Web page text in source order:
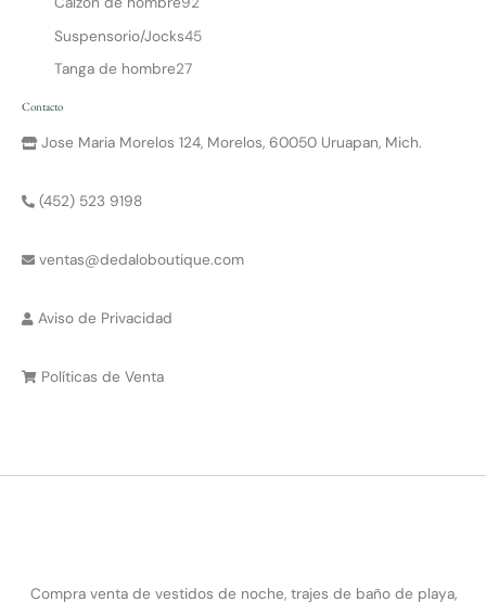
Suspensorio/Jocks45
Tanga de hombre27
Contacto
Jose Maria Morelos 124, Morelos, 60050 Uruapan, Mich.
(452) 523 9198
ventas@dedaloboutique.com
Aviso de Privacidad
Políticas de Venta
Compra venta de vestidos de noche, trajes de baño de playa,